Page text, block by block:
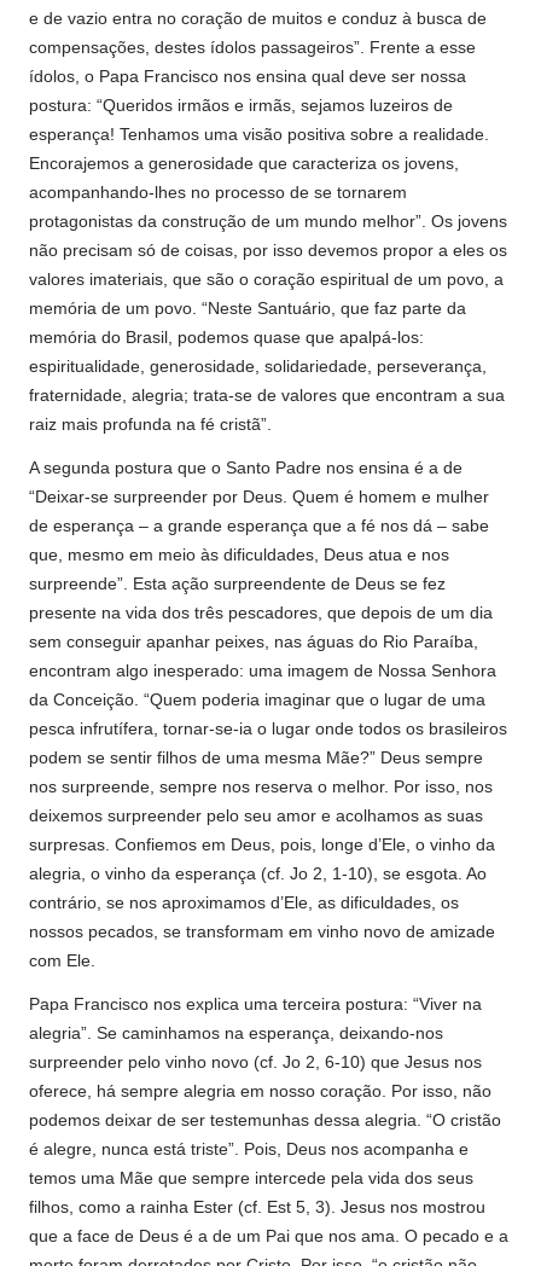
e de vazio entra no coração de muitos e conduz à busca de
compensações, destes ídolos passageiros”. Frente a esse
ídolos, o Papa Francisco nos ensina qual deve ser nossa
postura: “Queridos irmãos e irmãs, sejamos luzeiros de
esperança! Tenhamos uma visão positiva sobre a realidade.
Encorajemos a generosidade que caracteriza os jovens,
acompanhando-lhes no processo de se tornarem
protagonistas da construção de um mundo melhor”. Os jovens
não precisam só de coisas, por isso devemos propor a eles os
valores imateriais, que são o coração espiritual de um povo, a
memória de um povo. “Neste Santuário, que faz parte da
memória do Brasil, podemos quase que apalpá-los:
espiritualidade, generosidade, solidariedade, perseverança,
fraternidade, alegria; trata-se de valores que encontram a sua
raiz mais profunda na fé cristã”.
A segunda postura que o Santo Padre nos ensina é a de
“Deixar-se surpreender por Deus. Quem é homem e mulher
de esperança – a grande esperança que a fé nos dá – sabe
que, mesmo em meio às dificuldades, Deus atua e nos
surpreende”. Esta ação surpreendente de Deus se fez
presente na vida dos três pescadores, que depois de um dia
sem conseguir apanhar peixes, nas águas do Rio Paraíba,
encontram algo inesperado: uma imagem de Nossa Senhora
da Conceição. “Quem poderia imaginar que o lugar de uma
pesca infrutífera, tornar-se-ia o lugar onde todos os brasileiros
podem se sentir filhos de uma mesma Mãe?” Deus sempre
nos surpreende, sempre nos reserva o melhor. Por isso, nos
deixemos surpreender pelo seu amor e acolhamos as suas
surpresas. Confiemos em Deus, pois, longe d’Ele, o vinho da
alegria, o vinho da esperança (cf. Jo 2, 1-10), se esgota. Ao
contrário, se nos aproximamos d’Ele, as dificuldades, os
nossos pecados, se transformam em vinho novo de amizade
com Ele.
Papa Francisco nos explica uma terceira postura: “Viver na
alegria”. Se caminhamos na esperança, deixando-nos
surpreender pelo vinho novo (cf. Jo 2, 6-10) que Jesus nos
oferece, há sempre alegria em nosso coração. Por isso, não
podemos deixar de ser testemunhas dessa alegria. “O cristão
é alegre, nunca está triste”. Pois, Deus nos acompanha e
temos uma Mãe que sempre intercede pela vida dos seus
filhos, como a rainha Ester (cf. Est 5, 3). Jesus nos mostrou
que a face de Deus é a de um Pai que nos ama. O pecado e a